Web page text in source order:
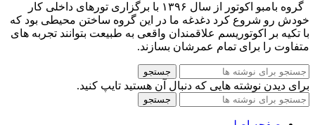
گروه بامبو اکوتور از سال ۱۳۹۶ با برگزاری تورهای داخلی کار
خودش رو شروع کرد دغدغه ما در این گروه ساختن محیطی بود که
با تکیه بر اکوتوریسم علاقمندان واقعی به طبیعت بتوانند تجربه های
متفاوت را برای تمام عمرشان بسازند.
جستجو
برای دیدن نوشته هایی که دنبال آن هستید تایپ کنید.
جستجو